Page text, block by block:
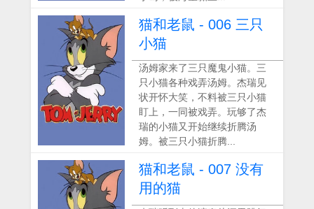
猫和老鼠 - 006 三只
小猫
汤姆家来了三只魔鬼小猫。三
只小猫各种戏弄汤姆。杰瑞见
状开怀大笑，不料被三只小猫
盯上，一同被戏弄。玩够了杰
瑞的小猫又开始继续折腾汤
姆。被三只小猫折腾...
猫和老鼠 - 007 没有
用的猫